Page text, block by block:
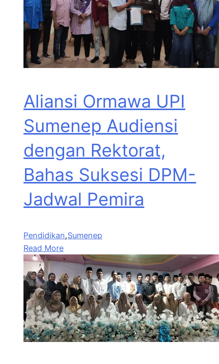
Aliansi Ormawa UPI
Sumenep Audiensi
dengan Rektorat,
Bahas Suksesi DPM-
Jadwal Pemira
Pendidikan,Sumenep
Read More